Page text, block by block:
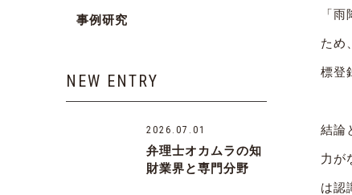
「
ため
標登
結論
力が
は認
事例研究
NEW ENTRY
2026.07.01
弁理士オカムラの知
財業界と専門分野